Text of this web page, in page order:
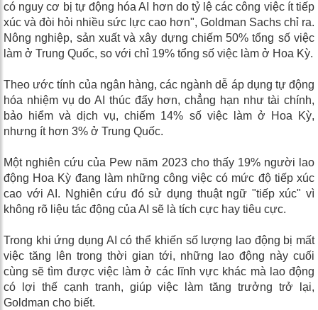
có nguy cơ bị tự động hóa AI hơn do tỷ lệ các công việc ít tiếp
xúc và đòi hỏi nhiều sức lực cao hơn", Goldman Sachs chỉ ra.
Nông nghiệp, sản xuất và xây dựng chiếm 50% tổng số việc
làm ở Trung Quốc, so với chỉ 19% tổng số việc làm ở Hoa Kỳ.
Theo ước tính của ngân hàng, các ngành dễ áp ​​dụng tự động
hóa nhiệm vụ do AI thúc đẩy hơn, chẳng hạn như tài chính,
bảo hiểm và dịch vụ, chiếm 14% số việc làm ở Hoa Kỳ,
nhưng ít hơn 3% ở Trung Quốc.
Một nghiên cứu của Pew năm 2023 cho thấy 19% người lao
động Hoa Kỳ đang làm những công việc có mức độ tiếp xúc
cao với AI. Nghiên cứu đó sử dụng thuật ngữ "tiếp xúc" vì
không rõ liệu tác động của AI sẽ là tích cực hay tiêu cực.
Trong khi ứng dụng AI có thể khiến số lượng lao động bị mất
việc tăng lên trong thời gian tới, những lao động này cuối
cùng sẽ tìm được việc làm ở các lĩnh vực khác mà lao động
có lợi thế cạnh tranh, giúp việc làm tăng trưởng trở lại,
Goldman cho biết.